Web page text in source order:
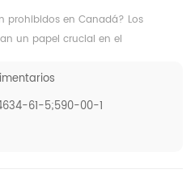
prohibidos en Canadá? Los
un papel crucial en el
61-5;590-00-1